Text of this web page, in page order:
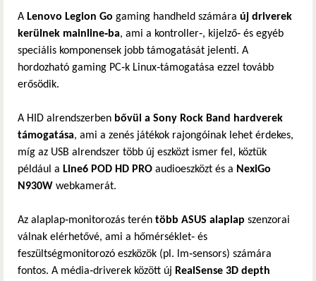
A Lenovo Legion Go gaming handheld számára új driverek
kerülnek mainline‑ba, ami a kontroller‑, kijelző‑ és egyéb
speciális komponensek jobb támogatását jelenti. A
hordozható gaming PC‑k Linux‑támogatása ezzel tovább
erősödik.
A HID alrendszerben bővül a Sony Rock Band hardverek
támogatása, ami a zenés játékok rajongóinak lehet érdekes,
míg az USB alrendszer több új eszközt ismer fel, köztük
például a Line6 POD HD PRO audioeszközt és a NexiGo
N930W webkamerát.
Az alaplap‑monitorozás terén több ASUS alaplap szenzorai
válnak elérhetővé, ami a hőmérséklet‑ és
feszültségmonitorozó eszközök (pl. lm‑sensors) számára
fontos. A média‑driverek között új RealSense 3D depth